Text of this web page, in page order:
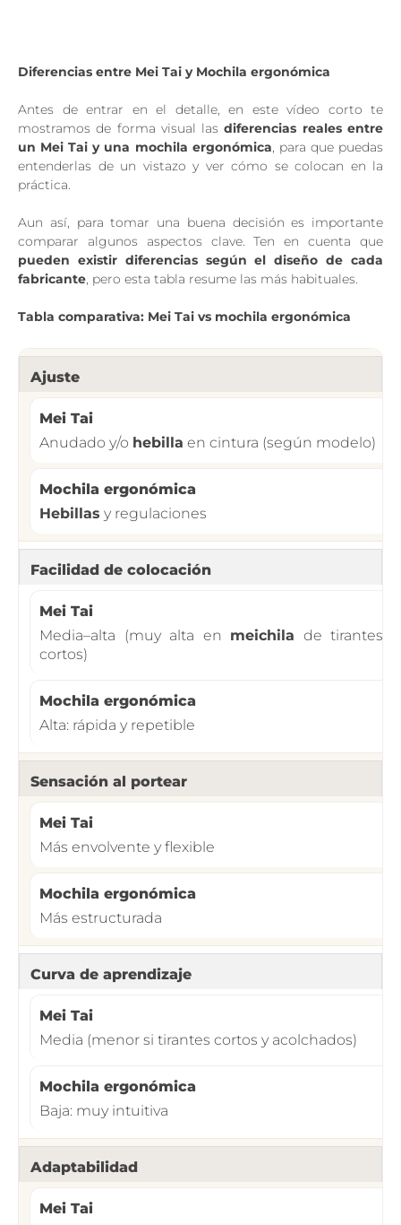
Diferencias entre Mei Tai y Mochila ergonómica
Antes de entrar en el detalle, en este vídeo corto te
mostramos de forma visual lasdiferencias reales entre
un Mei Tai y una mochila ergonómica , para que puedas
entenderlas de un vistazo y ver cómo se colocan en la
práctica.
Aun así, para tomar una buena decisión es importante
comparar algunos aspectos clave. Ten en cuenta que
pueden existir diferencias según el diseño de cada
fabricante , pero esta tabla resume las más habituales.
Tabla comparativa: Mei Tai vs mochila ergonómica
Ajuste
Anudado y/o hebilla en cintura (según modelo)
Hebillas y regulaciones
Facilidad de colocación
Media–alta (muy alta en meichila de tirantes
cortos)
Alta: rápida y repetible
Sensación al portear
Más envolvente y flexible
Más estructurada
Curva de aprendizaje
Media (menor si tirantes cortos y acolchados)
Baja: muy intuitiva
Adaptabilidad